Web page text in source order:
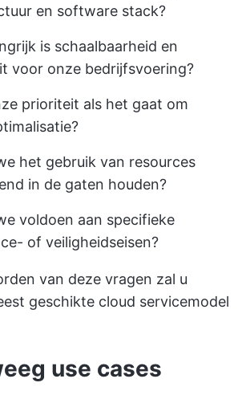
en software stack?
is schaalbaarheid en
voor onze bedrijfsvoering?
prioriteit als het gaat om
het gebruik van resources
in de gaten houden?
voldoen aan specifieke
of veiligheidseisen?
van deze vragen zal u
geschikte cloud servicemodel
use cases